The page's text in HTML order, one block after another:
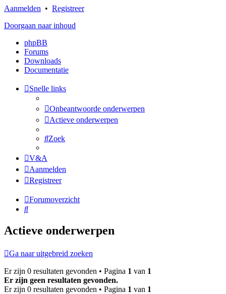
Aanmelden • Registreer
Doorgaan naar inhoud
phpBB
Forums
Downloads
Documentatie
Snelle links
Onbeantwoorde onderwerpen
Actieve onderwerpen
Zoek
V&A
Aanmelden
Registreer
Forumoverzicht
Zoek
Actieve onderwerpen
Ga naar uitgebreid zoeken
Er zijn 0 resultaten gevonden • Pagina 1 van 1
Er zijn geen resultaten gevonden.
Er zijn 0 resultaten gevonden • Pagina 1 van 1